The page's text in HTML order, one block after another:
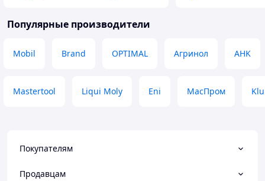
Популярные производители
Mobil Brand OPTIMAL Агринол AHK
Mastertool Liqui Moly Eni МасПром
Покупателям
Продавцам